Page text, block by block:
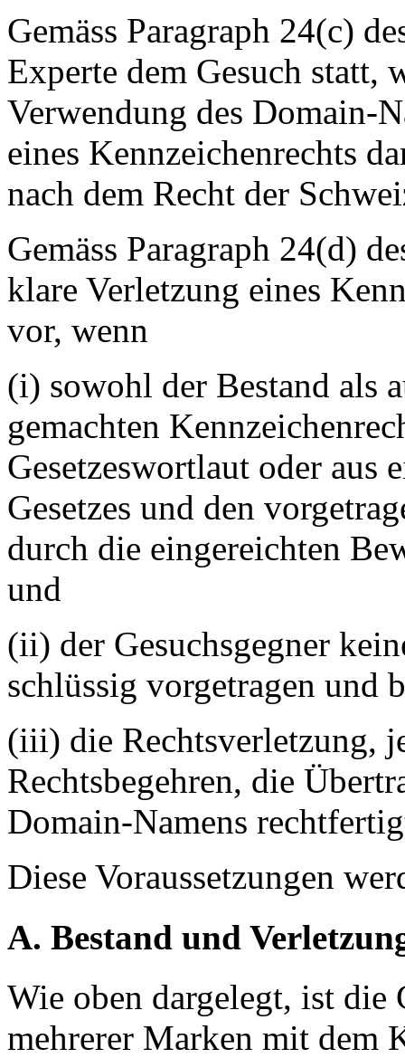
Gemäss Paragraph 24(c)
Experte dem Gesuch statt,
Verwendung des Domain-
eines Kennzeichenrechts
nach dem Recht der
Gemäss Paragraph 24(d)
klare Verletzung eines
vor, wenn
(i) sowohl der Bestand als
gemachten
Gesetzeswortlaut oder aus
Gesetzes und den
durch die eingereichten
und
(ii) der Gesuchsgegner
schlüssig vorgetragen und
(iii) die Rechtsverletzung,
Rechtsbegehren, die
Domain-Namens
Diese Voraussetzungen
A. Bestand und
Wie oben dargelegt, ist die
mehrerer Marken mit dem